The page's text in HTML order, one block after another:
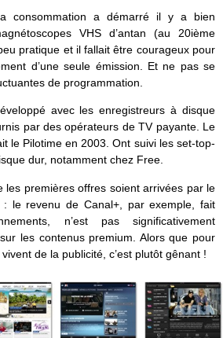
consommation a démarré il y a bien
VHS d’antan (au 20ième
pratique et il fallait être courageux pour
d’une seule émission. Et ne pas se
de programmation.
avec les enregistreurs à disque
par des opérateurs de TV payante. Le
le Pilotime en 2003. Ont suivi les set-top-
dur, notamment chez Free.
les premières offres soient arrivées par le
le revenu de Canal+, par exemple, fait
n’est pas significativement
les contenus premium. Alors que pour
de la publicité, c’est plutôt gênant !